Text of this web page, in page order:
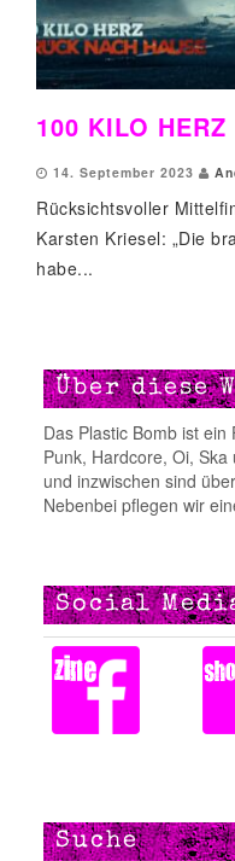
100 KILO HERZ
14. September 2023
Rücksichtsvoller
Karsten Kriesel: „Die
habe...
Über diese
Das Plastic Bomb ist
Punk, Hardcore, Oi,
und inzwischen sind
Nebenbei pflegen wir
Social
Suche